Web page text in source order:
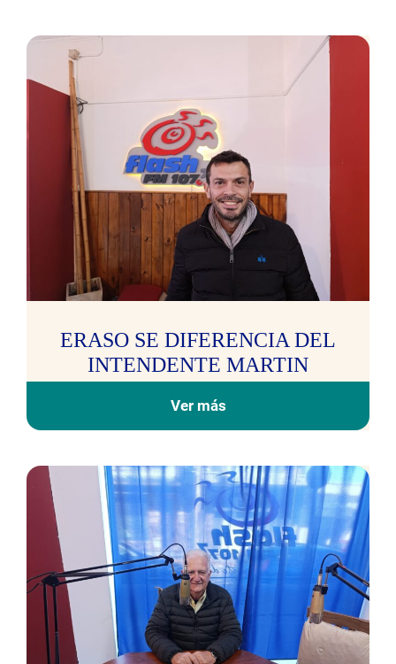
ERASO SE DIFERENCIA DEL
INTENDENTE MARTIN
Ver más